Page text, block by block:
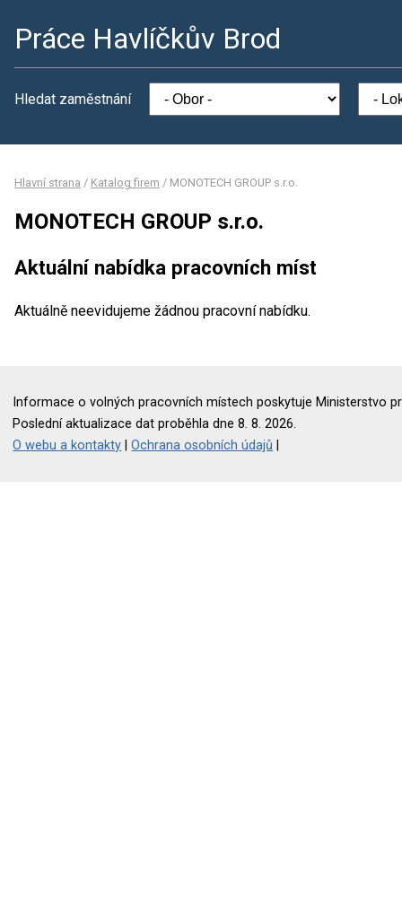
Práce Havlíčkův Brod
Hledat zaměstnání
Hlavní strana / Katalog firem / MONOTECH GROUP s.r.o.
MONOTECH GROUP s.r.o.
Aktuální nabídka pracovních míst
Aktuálně neevidujeme žádnou pracovní nabídku.
Informace o volných pracovních místech poskytuje Ministerstvo
Poslední aktualizace dat proběhla dne 8. 8. 2026.
O webu a kontakty |Ochrana osobních údajů